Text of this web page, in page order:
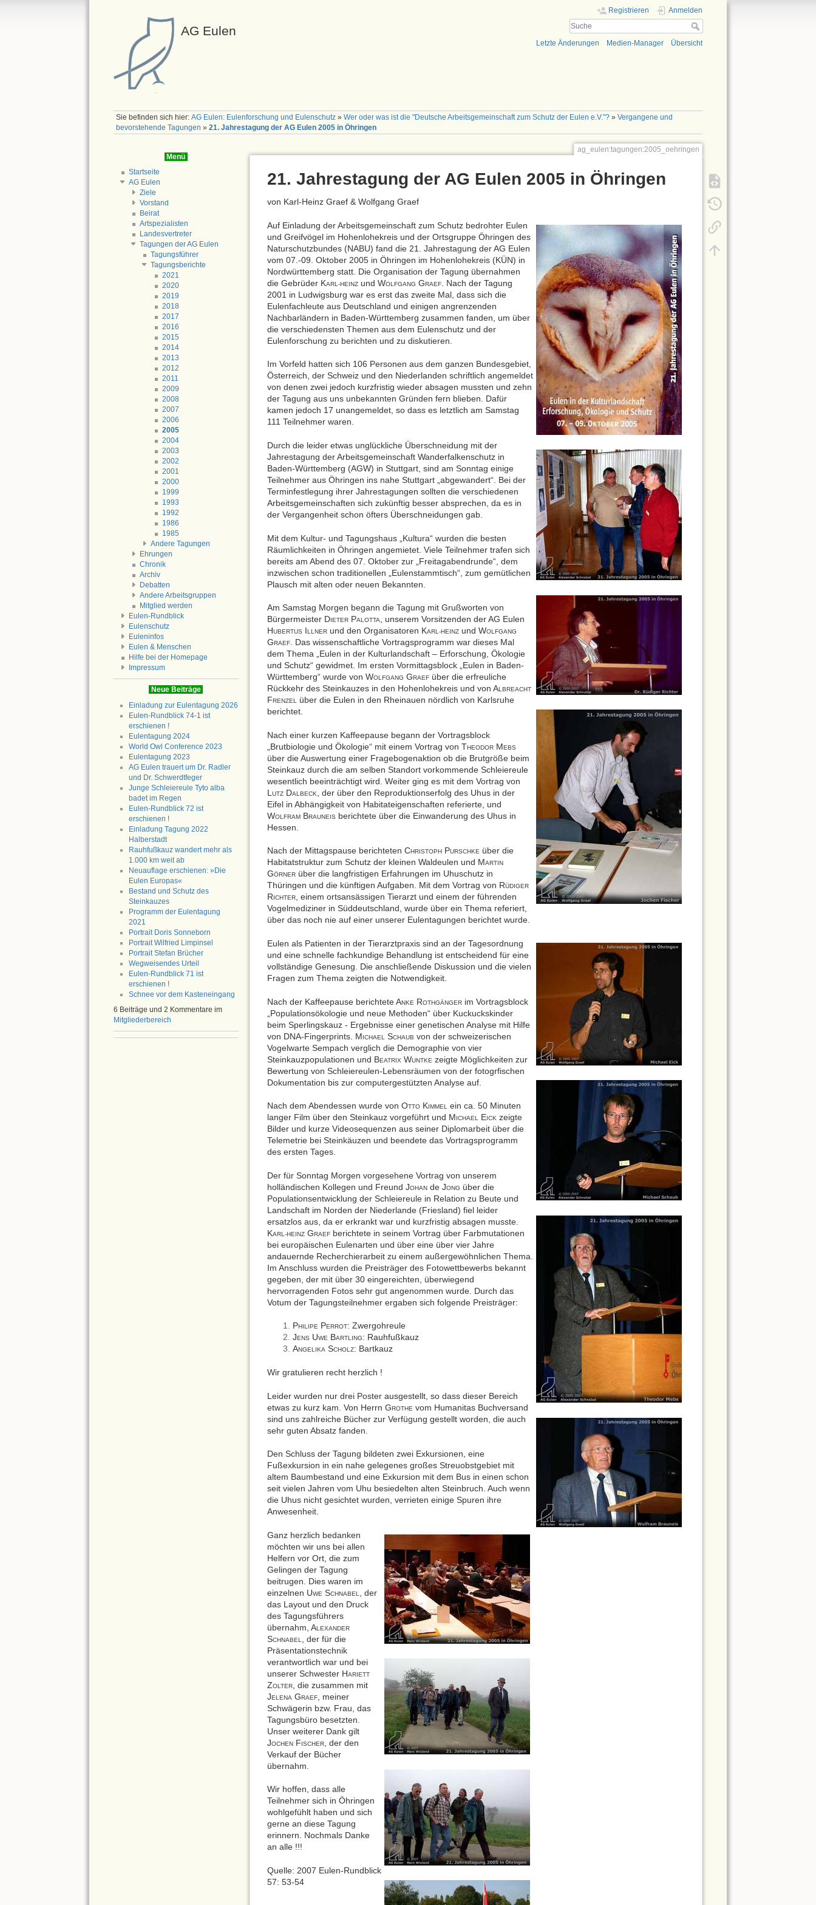
AG Eulen
Registrieren Anmelden
Letzte Änderungen Medien-Manager Übersicht
Sie befinden sich hier:AG Eulen: Eulenforschung und Eulenschutz »Wer oder was ist die "Deutsche Arbeitsgemeinschaft zum Schutz der Eulen e.V."? »Vergangene und
bevorstehende Tagungen »21. Jahrestagung der AG Eulen 2005 in Öhringen
Menü
Startseite
AG Eulen
Ziele
Vorstand
Beirat
Artspezialisten
Landesvertreter
Tagungen der AG Eulen
Tagungsführer
Tagungsberichte
2021
2020
2019
2018
2017
2016
2015
2014
2013
2012
2011
2009
2008
2007
2006
2005
2004
2003
2002
2001
2000
1999
1993
1992
1986
1985
Andere Tagungen
Ehrungen
Chronik
Archiv
Debatten
Andere Arbeitsgruppen
Mitglied werden
Eulen-Rundblick
Eulenschutz
Euleninfos
Eulen & Menschen
Hilfe bei der Homepage
Impressum
Neue Beiträge
Einladung zur Eulentagung 2026
Eulen-Rundblick 74-1 ist
erschienen !
Eulentagung 2024
World Owl Conference 2023
Eulentagung 2023
AG Eulen trauert um Dr. Radler
und Dr. Schwerdtfeger
Junge Schleiereule Tyto alba
badet im Regen
Eulen-Rundblick 72 ist
erschienen !
Einladung Tagung 2022
Halberstadt
Rauhfußkauz wandert mehr als
1.000 km weit ab
Neuauflage erschienen: »Die
Eulen Europas«
Bestand und Schutz des
Steinkauzes
Programm der Eulentagung
2021
Portrait Doris Sonneborn
Portrait Wilfried Limpinsel
Portrait Stefan Brücher
Wegweisendes Urteil
Eulen-Rundblick 71 ist
erschienen !
Schnee vor dem Kasteneingang
6 Beiträge und 2 Kommentare im
Mitgliederbereich
ag_eulen:tagungen:2005_oehringen
21. Jahrestagung der AG Eulen 2005 in Öhringen
von Karl-Heinz Graef & Wolfgang Graef
Auf Einladung der Arbeitsgemeinschaft zum Schutz bedrohter Eulen
und Greifvögel im Hohenlohekreis und der Ortsgruppe Öhringen des
Naturschutzbundes (NABU) fand die 21. Jahrestagung der AG Eulen
vom 07.-09. Oktober 2005 in Öhringen im Hohenlohekreis (KÜN) in
Nordwürttemberg statt. Die Organisation der Tagung übernahmen
die Gebrüder KARL-HEINZ und WOLFGANG GRAEF
. Nach der Tagung
2001 in Ludwigsburg war es erst das zweite Mal, dass sich die
Eulenfachleute aus Deutschland und einigen angrenzenden
Nachbarländern in Baden-Württemberg zusammen fanden, um über
die verschiedensten Themen aus dem Eulenschutz und der
Eulenforschung zu berichten und zu diskutieren.
Im Vorfeld hatten sich 106 Personen aus dem ganzen Bundesgebiet,
Österreich, der Schweiz und den Niederlanden schriftlich angemeldet
von denen zwei jedoch kurzfristig wieder absagen mussten und zehn
der Tagung aus uns unbekannten Gründen fern blieben. Dafür
kamen jedoch 17 unangemeldet, so dass es letztlich am Samstag
111 Teilnehmer waren.
Durch die leider etwas unglückliche Überschneidung mit der
Jahrestagung der Arbeitsgemeinschaft Wanderfalkenschutz in
Baden-Württemberg (AGW) in Stuttgart, sind am Sonntag einige
Teilnehmer aus Öhringen ins nahe Stuttgart „abgewandert“. Bei der
Terminfestlegung ihrer Jahrestagungen sollten die verschiedenen
Arbeitsgemeinschaften sich zukünftig besser absprechen, da es in
der Vergangenheit schon öfters Überschneidungen gab.
Mit dem Kultur- und Tagungshaus „Kultura“ wurden die besten
Räumlichkeiten in Öhringen angemietet. Viele Teilnehmer trafen sich
bereits am Abend des 07. Oktober zur „Freitagabendrunde“, dem
inzwischen schon traditionellen „Eulenstammtisch“, zum gemütlichen
Plausch mit alten oder neuen Bekannten.
Am Samstag Morgen begann die Tagung mit Grußworten von
Bürgermeister DIETER PALOTTA
, unserem Vorsitzenden der AG Eulen
HUBERTUS ILLNER und den Organisatoren KARL-HEINZ und WOLFGANG
GRAEF
. Das wissenschaftliche Vortragsprogramm war dieses Mal
dem Thema „Eulen in der Kulturlandschaft – Erforschung, Ökologie
und Schutz“ gewidmet. Im ersten Vormittagsblock „Eulen in Baden-
Württemberg“ wurde von WOLFGANG GRAEF über die erfreuliche
Rückkehr des Steinkauzes in den Hohenlohekreis und von ALBREACHT
FRENZEL
über die Eulen in den Rheinauen nördlich von Karlsruhe
berichtet.
Nach einer kurzen Kaffeepause begann der Vortragsblock
„Brutbiologie und Ökologie“ mit einem Vortrag von THEODOR MEBS
über die Auswertung einer Fragebogenaktion ob die Brutgröße beim
Steinkauz durch die am selben Standort vorkommende Schleiereule
wesentlich beeinträchtigt wird. Weiter ging es mit dem Vortrag von
L UTZ DALBECK
, der über den Reproduktionserfolg des Uhus in der
Eifel in Abhängigkeit von Habitateigenschaften referierte, und
WOLFRAM BRAUNEIS berichtete über die Einwanderung des Uhus in
Hessen.
Nach der Mittagspause berichteten CHRISTOPH PURSCHKE über die
Habitatstruktur zum Schutz der kleinen Waldeulen und MARTIN
GÖRNER über die langfristigen Erfahrungen im Uhuschutz in
Thüringen und die künftigen Aufgaben. Mit dem Vortrag von RÜDIGER
R ICHTER, einem ortsansässigen Tierarzt und einem der führenden
Vogelmediziner in Süddeutschland, wurde über ein Thema referiert,
über das noch nie auf einer unserer Eulentagungen berichtet wurde.
Eulen als Patienten in der Tierarztpraxis sind an der Tagesordnung
und eine schnelle fachkundige Behandlung ist entscheidend für eine
vollständige Genesung. Die anschließende Diskussion und die vielen
Fragen zum Thema zeigten die Notwendigkeit.
Nach der Kaffeepause berichtete ANKE ROTHGÄNGER im Vortragsblock
„Populationsökologie und neue Methoden“ über Kuckuckskinder
beim Sperlingskauz - Ergebnisse einer genetischen Analyse mit Hilfe
von DNA-Fingerprints. MICHAEL SCHAUB von der schweizerischen
Vogelwarte Sempach verglich die Demographie von vier
Steinkauzpopulationen und BEATRIX WUNTKE zeigte Möglichkeiten zur
Bewertung von Schleiereulen-Lebensräumen von der fotogrfischen
Dokumentation bis zur computergestützten Analyse auf.
Nach dem Abendessen wurde von OTTO KIMMEL
ein ca. 50 Minuten
langer Film über den Steinkauz vorgeführt und MICHAEL EICK zeigte
Bilder und kurze Videosequenzen aus seiner Diplomarbeit über die
Telemetrie bei Steinkäuzen und beendete das Vortragsprogramm
des ersten Tages.
Der für Sonntag Morgen vorgesehene Vortrag von unserem
holländischen Kollegen und Freund JOHAN de JONG über die
Populationsentwicklung der Schleiereule in Relation zu Beute und
Landschaft im Norden der Niederlande (Friesland) fiel leider
ersatzlos aus, da er erkrankt war und kurzfristig absagen musste.
KARL-HEINZ GRAEF berichtete in seinem Vortrag über Farbmutationen
bei europäischen Eulenarten und über eine über vier Jahre
andauernde Recherchierarbeit zu einem außergewöhnlichen Thema.
Im Anschluss wurden die Preisträger des Fotowettbewerbs bekannt
gegeben, der mit über 30 eingereichten, überwiegend
hervorragenden Fotos sehr gut angenommen wurde. Durch das
Votum der Tagungsteilnehmer ergaben sich folgende Preisträger:
PHILIPE PERROT: Zwergohreule
JENS UWE BARTLING: Rauhfußkauz
ANGELIKA SCHOLZ: Bartkauz
Wir gratulieren recht herzlich !
Leider wurden nur drei Poster ausgestellt, so dass dieser Bereich
etwas zu kurz kam. Von Herrn GROTHE vom Humanitas Buchversand
sind uns zahlreiche Bücher zur Verfügung gestellt worden, die auch
sehr guten Absatz fanden.
Den Schluss der Tagung bildeten zwei Exkursionen, eine
Fußexkursion in ein nahe gelegenes großes Streuobstgebiet mit
altem Baumbestand und eine Exkursion mit dem Bus in einen schon
seit vielen Jahren vom Uhu besiedelten alten Steinbruch. Auch wenn
die Uhus nicht gesichtet wurden, verrieten einige Spuren ihre
Anwesenheit.
Ganz herzlich bedanken
möchten wir uns bei allen
Helfern vor Ort, die zum
Gelingen der Tagung
beitrugen. Dies waren im
einzelnen UWE SCHNABEL
, der
das Layout und den Druck
des Tagungsführers
übernahm, ALEXANDER
SCHNABEL
, der für die
Präsentationstechnik
verantwortlich war und bei
unserer Schwester HARIETT
ZOLTER
, die zusammen mit
JELENA GRAEF
, meiner
Schwägerin bzw. Frau, das
Tagungsbüro besetzten.
Unser weiterer Dank gilt
JOCHEN FISCHER
, der den
Verkauf der Bücher
übernahm.
Wir hoffen, dass alle
Teilnehmer sich in Öhringen
wohlgefühlt haben und sich
gerne an diese Tagung
erinnern. Nochmals Danke
an alle !!!
Quelle: 2007 Eulen-Rundblick
57: 53-54